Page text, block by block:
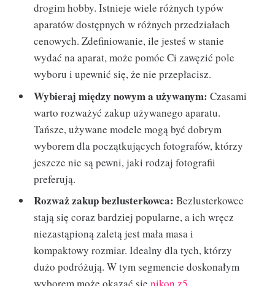
drogim hobby. Istnieje wiele różnych typów
aparatów dostępnych w różnych przedziałach
cenowych. Zdefiniowanie, ile jesteś w stanie
wydać na aparat, może pomóc Ci zawęzić pole
wyboru i upewnić się, że nie przepłacisz.
Wybieraj między nowym a używanym:Czasami
warto rozważyć zakup używanego aparatu.
Tańsze, używane modele mogą być dobrym
wyborem dla początkujących fotografów, którzy
jeszcze nie są pewni, jaki rodzaj fotografii
preferują.
Rozważ zakup bezlusterkowca:Bezlusterkowce
stają się coraz bardziej popularne, a ich wręcz
niezastąpioną zaletą jest mała masa i
kompaktowy rozmiar. Idealny dla tych, którzy
dużo podróżują. W tym segmencie doskonałym